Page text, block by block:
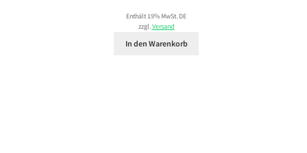
Enthält 19% MwSt. DE
zzgl.Versand
In den Warenkorb